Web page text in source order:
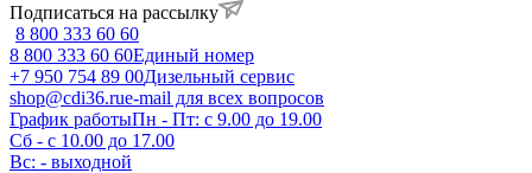
Подписаться на рассылку
8 800 333 60 60
8 800 333 60 60Единый номер
+7 950 754 89 00Дизельный сервис
shop@cdi36.rue-mail для всех вопросов
График работыПн - Пт: с 9.00 до 19.00
Сб - с 10.00 до 17.00
Вс: - выходной